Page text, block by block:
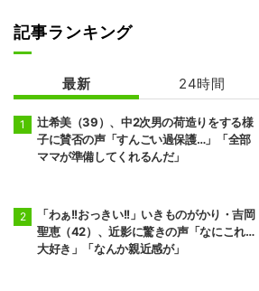
記事ランキング
最新 24時間
辻希美（39）、中2次男の荷造りをする様
子に賛否の声「すんごい過保護…」「全部
ママが準備してくれるんだ」
「わぁ!!おっきい!!」いきものがかり・吉岡
聖恵（42）、近影に驚きの声「なにこれ…
大好き」「なんか親近感が」